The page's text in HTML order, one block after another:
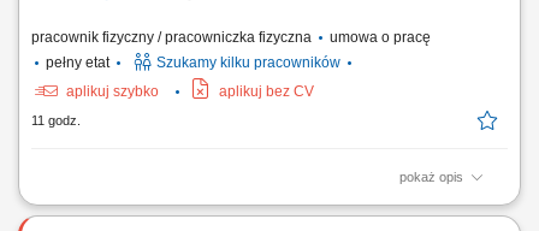
pracownik fizyczny / pracowniczka fizyczna
umowa o pracę
pełny etat
Szukamy kilku pracowników
aplikuj szybko
aplikuj bez CV
11 godz.
pokaż opis
The position includes international assembly, installation, and service